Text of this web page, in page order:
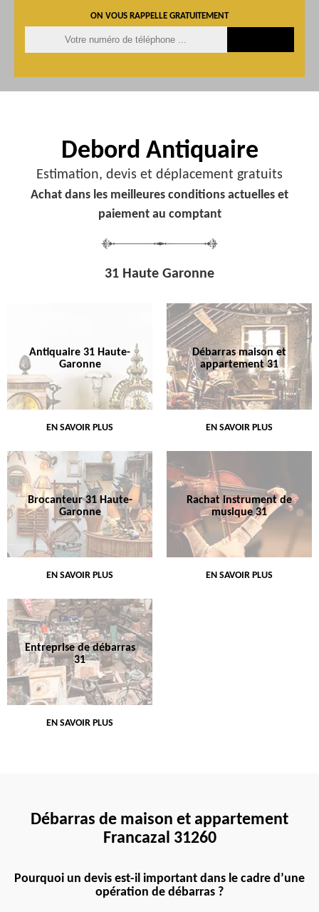
ON VOUS RAPPELLE GRATUITEMENT
Debord Antiquaire
Estimation, devis et déplacement gratuits
Achat dans les meilleures conditions actuelles et
paiement au comptant
31 Haute Garonne
Antiquaire 31 Haute-
Garonne
EN SAVOIR PLUS
Débarras maison et
appartement 31
EN SAVOIR PLUS
Brocanteur 31 Haute-
Garonne
EN SAVOIR PLUS
Rachat instrument de
musique 31
EN SAVOIR PLUS
Entreprise de débarras
31
EN SAVOIR PLUS
Débarras de maison et appartement
Francazal 31260
Pourquoi un devis est-il important dans le cadre d’une
opération de débarras ?